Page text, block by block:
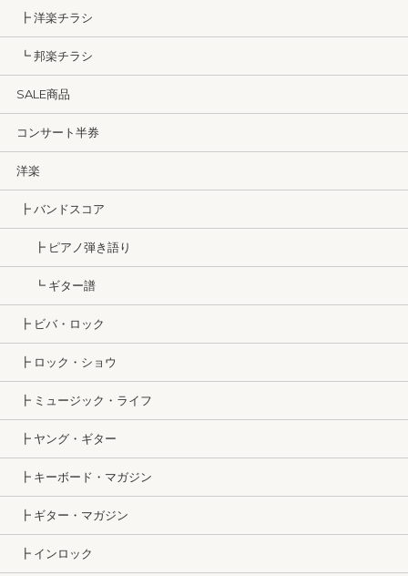
┣ 洋楽チラシ
┗ 邦楽チラシ
SALE商品
コンサート半券
洋楽
┣ バンドスコア
┣ ピアノ弾き語り
┗ ギター譜
┣ ビバ・ロック
┣ ロック・ショウ
┣ ミュージック・ライフ
┣ ヤング・ギター
┣ キーボード・マガジン
┣ ギター・マガジン
┣ インロック